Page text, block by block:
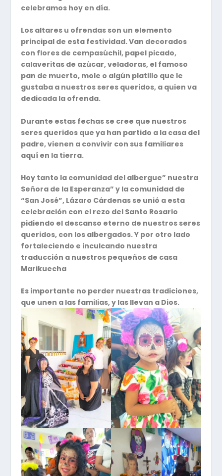
celebramos hoy en día.
Los altares u ofrendas son un elemento
principal de esta festividad. Van decorados
con flores de cempasúchil, papel picado,
calaveritas de azúcar, veladoras, el famoso
pan de muerto, mole o algún platillo que le
gustaba a nuestros seres queridos, a quien va
dedicada la ofrenda.
Durante estas fechas se cree que nuestros
seres queridos que ya han partido a la casa del
padre, vienen a convivir con sus familiares
aquí en la tierra.
Hoy tanto la comunidad del albergue” nuestra
Señora de la Esperanza” y la comunidad de
“San José”, Lázaro Cárdenas se unió a esta
celebración con el rezo del Santo Rosario
pidiendo el descanso eterno de nuestros seres
queridos, con los albergados. Y por otro lado
fortaleciendo e inculcando nuestra
traducción a nuestros pequeños de casa
Marikuecha
Es importante no perder nuestras tradiciones,
que unen a las familias, y las llevan a Dios.